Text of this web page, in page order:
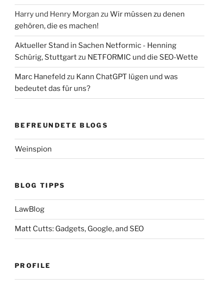
Harry und Henry Morgan zu Wir müssen zu denen
gehören, die es machen!
Aktueller Stand in Sachen Netformic - Henning
Schürig, Stuttgartzu NETFORMIC und die SEO-Wette
Marc Hanefeld zu Kann ChatGPT lügen und was
bedeutet das für uns?
BEFREUNDETE BLOGS
Weinspion
BLOG TIPPS
LawBlog
Matt Cutts: Gadgets, Google, and SEO
PROFILE